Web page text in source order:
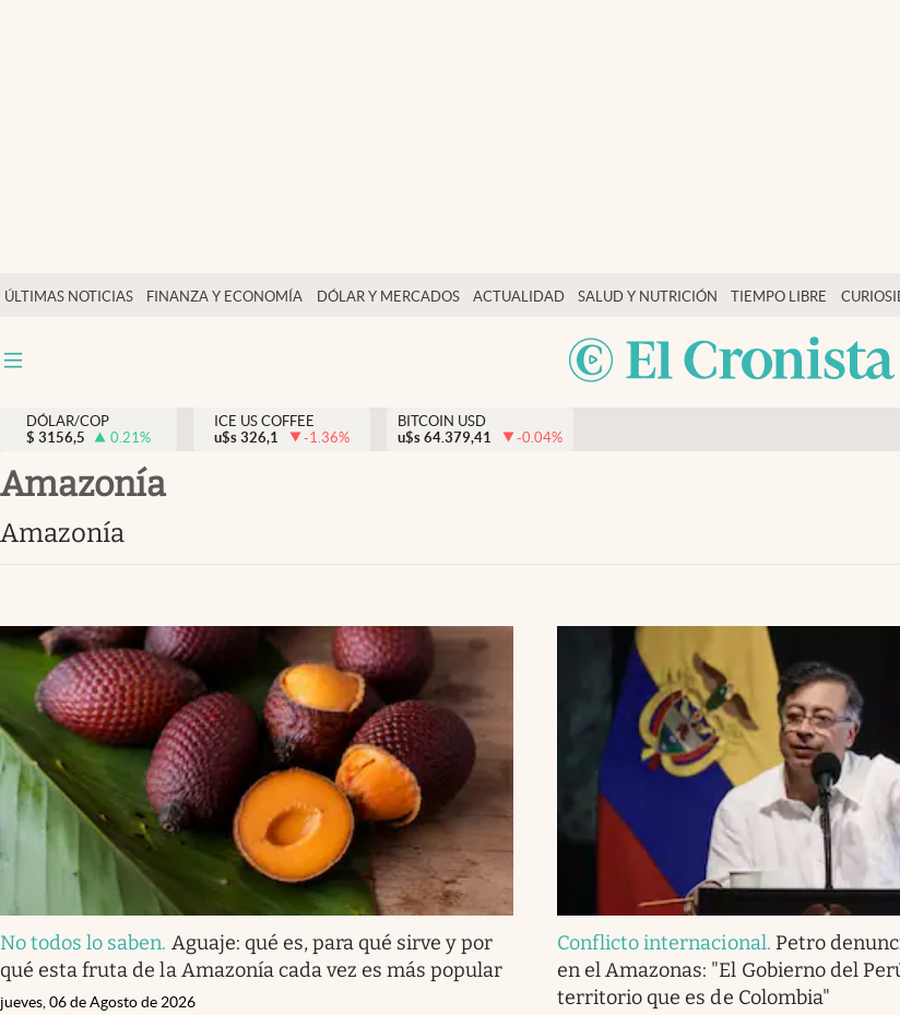
ÚLTIMAS NOTICIAS FINANZA Y ECONOMÍA DÓLAR Y MERCADOS ACTUALIDAD SALUD Y NUTRICIÓN TIEMPO LIBRE
Dólar y mercados
DÓLAR/COP
$ 3156,5 0.21%
ICE US COFFEE
u$s 326,1 -1.36%
BITCOIN USD
u$s 64.379,41 -0.04%
Amazonía
Amazonía
No todos lo saben. Aguaje: qué es, para qué sirve y por
qué esta fruta de la Amazonía cada vez es más popular
jueves, 06 de Agosto de 2026
Conflicto internacional. Petro
en el Amazonas: "El Gobierno del
territorio que es de Colombia"